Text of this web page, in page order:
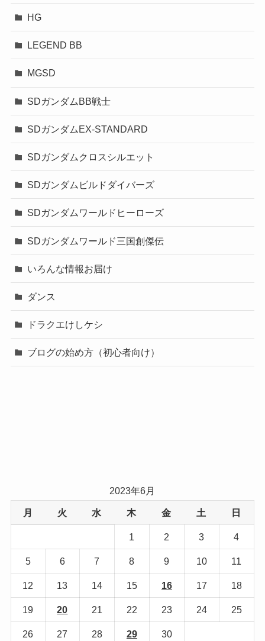
HG
LEGEND BB
MGSD
SDガンダムBB戦士
SDガンダムEX-STANDARD
SDガンダムクロスシルエット
SDガンダムビルドダイバーズ
SDガンダムワールドヒーローズ
SDガンダムワールド三国創傑伝
いろんな情報お届け
ダンス
ドラクエけしケシ
ブログの始め方（初心者向け）
2023年6月
月 火 水 木 金 土 日
1 2 3 4
5 6 7 8 9 10 11
12 13 14 15 16 17 18
19 20 21 22 23 24 25
26 27 28 29 30